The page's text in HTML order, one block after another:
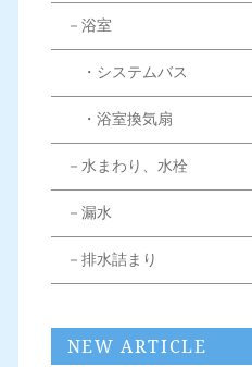
－浴室
・システムバス
・浴室換気扇
－水まわり、水栓
－漏水
－排水詰まり
NEW ARTICLE